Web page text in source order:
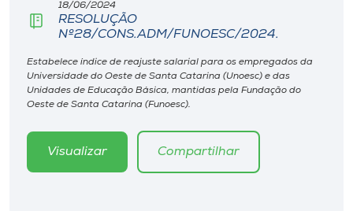
Rádio
Museu
Unoesc
Store
18/06/2024
RESOLUÇÃO
Nº28/CONS.ADM/FUNOESC/2024.
Estabelece índice de reajuste salarial para os empregados da
Universidade do Oeste de Santa Catarina (Unoesc) e das
Unidades de Educação Básica, mantidas pela Fundação do
Oeste de Santa Catarina (Funoesc).
Visualizar Compartilhar